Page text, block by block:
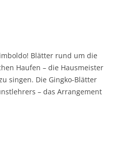
Blätter rund um die
Haufen – die Hausmeister
singen. Die Gingko-Blätter
– das Arrangement